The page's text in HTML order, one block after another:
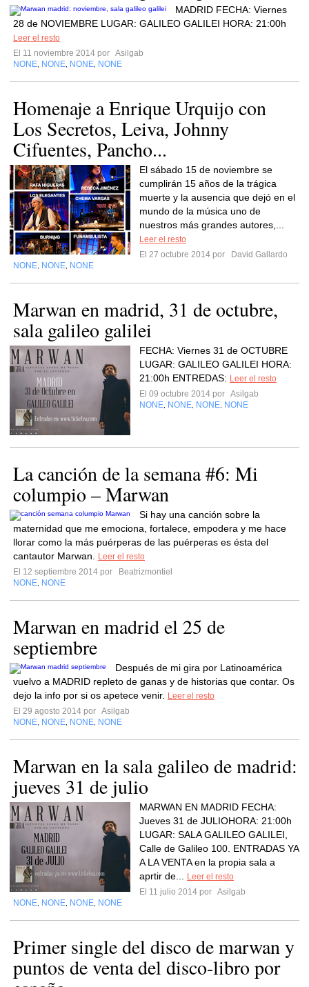
MADRID FECHA: Viernes
28 de NOVIEMBRE LUGAR: GALILEO GALILEI HORA: 21:00h
Leer el resto
El 11 noviembre 2014 por Asilgab
NONE NONE NONE NONE
Homenaje a Enrique Urquijo con
Los Secretos, Leiva, Johnny
Cifuentes, Pancho...
El sábado 15 de noviembre se
cumplirán 15 años de la trágica
muerte y la ausencia que dejó en el
mundo de la música uno de
nuestros más grandes autores,...
Leer el resto
El 27 octubre 2014 por
David Gallardo
NONE NONE NONE
Marwan en madrid, 31 de octubre,
sala galileo galilei
FECHA: Viernes 31 de OCTUBRE
LUGAR: GALILEO GALILEI HORA:
21:00h ENTREDAS: Leer el resto
El 09 octubre 2014 por Asilgab
NONE NONE NONE NONE
La canción de la semana #6: Mi
columpio – Marwan
Si hay una canción sobre la
maternidad que me emociona, fortalece, empodera y me hace
llorar como la más puérperas de las puérperas es ésta del
cantautor Marwan.
Leer el resto
El 12 septiembre 2014 por
Beatrizmontiel
NONE NONE
Marwan en madrid el 25 de
septiembre
Después de mi gira por Latinoamérica
vuelvo a MADRID repleto de ganas y de historias que contar. Os
dejo la info por si os apetece venir.
Leer el resto
El 29 agosto 2014 por Asilgab
NONE NONE NONE NONE
Marwan en la sala galileo de madrid:
jueves 31 de julio
MARWAN EN MADRID FECHA:
Jueves 31 de JULIOHORA: 21:00h
LUGAR: SALA GALILEO GALILEI,
Calle de Galileo 100. ENTRADAS YA
A LA VENTA en la propia sala a
aprtir de...
Leer el resto
El 11 julio 2014 por Asilgab
NONE NONE NONE NONE
Primer single del disco de marwan y
puntos de venta del disco-libro por